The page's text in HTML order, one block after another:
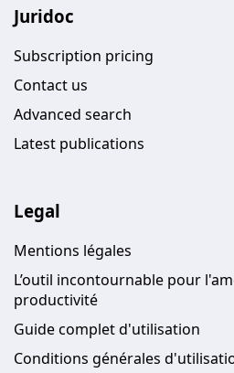
Juridoc
Subscription pricing
Contact us
Advanced search
Latest publications
Legal
Mentions légales
L’outil incontournable pour
productivité
Guide complet d'utilisation
Conditions générales